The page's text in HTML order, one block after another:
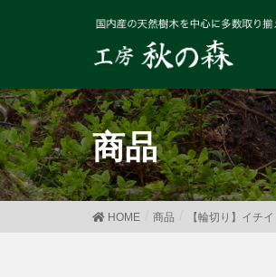
商品
HOME 商品 【輪切り】イチイ